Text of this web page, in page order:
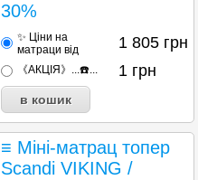
30%
✨ Ціни на
матраци від
1 805 грн
《АКЦІЯ》...☎️... 1 грн
≡ Міні-матрац топер
Scandi VIKING /